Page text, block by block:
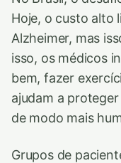
Hoje, o custo alto
Alzheimer, mas
isso, os médicos
bem, fazer
ajudam a
de modo mais
Grupos de